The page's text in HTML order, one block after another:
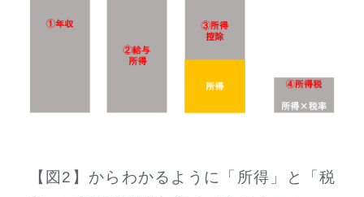
【図2】からわかるように「所得」と「税